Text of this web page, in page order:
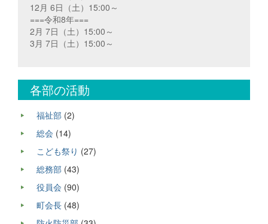
12月 6日（土）15:00～
===令和8年===
2月 7日（土）15:00～
3月 7日（土）15:00～
各部の活動
福祉部 (2)
総会 (14)
こども祭り (27)
総務部 (43)
役員会 (90)
町会長 (48)